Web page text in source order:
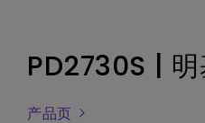
PD2730S |
产品页